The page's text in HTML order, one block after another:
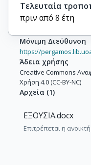
Τελευταία
πριν από 8 έτη
Μόνιμη Διεύθυνση
https://
Άδεια χρήσης
Creative Commons
Χρήση 4.0 (CC-BY-NC)
Αρχεία (1)
ΕΞΟΥΣΙΑ.docx
Επιτρέπεται η